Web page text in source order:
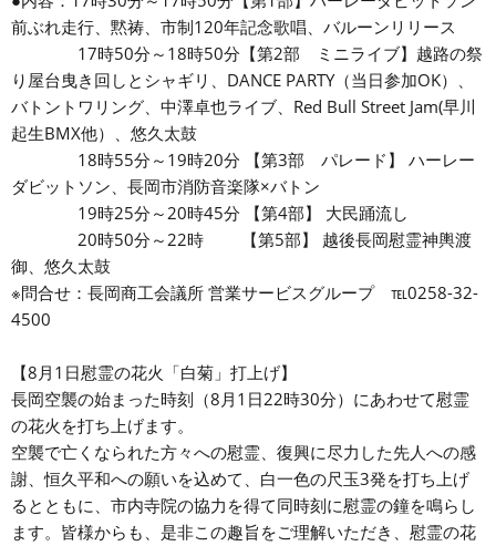
前ぶれ走行、黙祷、市制120年記念歌唱、バルーンリリース
17時50分～18時50分【第2部 ミニライブ】越路の祭
り屋台曳き回しとシャギリ、DANCE PARTY（当日参加OK）、
バトントワリング、中澤卓也ライブ、Red Bull Street Jam(早川
起生BMX他）、悠久太鼓
18時55分～19時20分 【第3部 パレード】 ハーレー
ダビットソン、長岡市消防音楽隊×バトン
19時25分～20時45分 【第4部】 大民踊流し
20時50分～22時 【第5部】 越後長岡慰霊神輿渡
御、悠久太鼓
※問合せ：長岡商工会議所 営業サービスグループ ℡0258-32-
4500
【8月1日慰霊の花火「白菊」打上げ】
長岡空襲の始まった時刻（8月1日22時30分）にあわせて慰霊
の花火を打ち上げます。
空襲で亡くなられた方々への慰霊、復興に尽力した先人への感
謝、恒久平和への願いを込めて、白一色の尺玉3発を打ち上げ
るとともに、市内寺院の協力を得て同時刻に慰霊の鐘を鳴らし
ます。皆様からも、是非この趣旨をご理解いただき、慰霊の花